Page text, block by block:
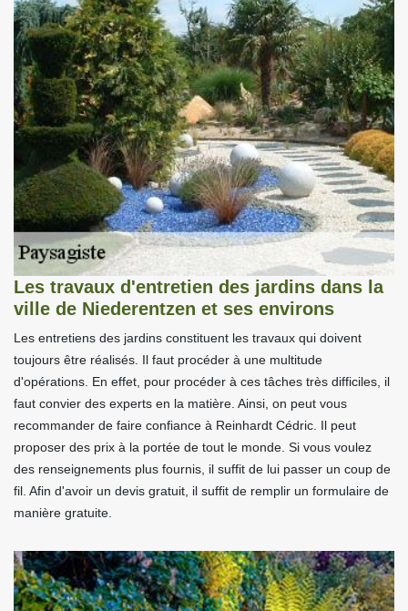
Les travaux d'entretien des jardins dans la
ville de Niederentzen et ses environs
Les entretiens des jardins constituent les travaux qui doivent
toujours être réalisés. Il faut procéder à une multitude
d'opérations. En effet, pour procéder à ces tâches très difficiles, il
faut convier des experts en la matière. Ainsi, on peut vous
recommander de faire confiance à Reinhardt Cédric. Il peut
proposer des prix à la portée de tout le monde. Si vous voulez
des renseignements plus fournis, il suffit de lui passer un coup de
fil. Afin d'avoir un devis gratuit, il suffit de remplir un formulaire de
manière gratuite.